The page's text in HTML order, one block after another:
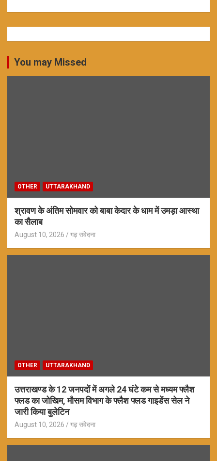
You may Missed
OTHER UTTARAKHAND
श्रावण के अंतिम सोमवार को बाबा केदार के धाम में उमड़ा आस्था
का सैलाब
August 10, 2026 गढ़ संवेदना
OTHER UTTARAKHAND
उत्तराखण्ड के 12 जनपदों में अगले 24 घंटे कम से मध्यम फ्लैश
फ्लड का जोखिम, मौसम विभाग के फ्लैश फ्लड गाइडेंस सेल ने
जारी किया बुलेटिन
August 10, 2026 गढ़ संवेदना